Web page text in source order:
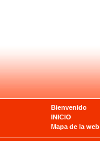
Bienvenido
INICIO
Mapa de la web